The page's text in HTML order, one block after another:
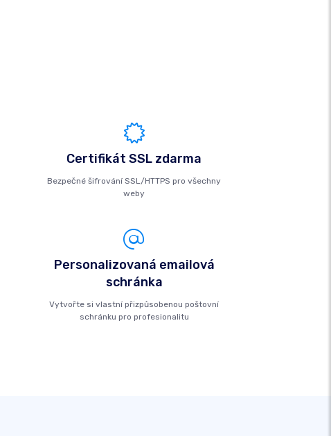
Certifikát SSL zdarma
Bezpečné šifrování SSL/HTTPS pro všechny
weby
Personalizovaná emailová
schránka
Vytvořte si vlastní přizpůsobenou poštovní
schránku pro profesionalitu